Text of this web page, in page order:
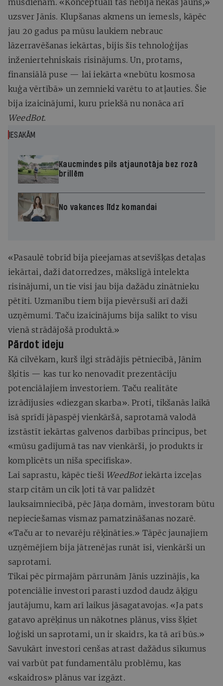
uzsver Jānis. Klupšanas akmens un iemesls, kāpēc
jau 20 gadus pa mūsu laukiem nebrauc
lāzerravēšanas iekārtas, bijis šīs tehnoloģijas
inženiertehniskais risinājums. Un, protams,
finansiālā puse — lai iekārta «nebūtu kosmosa
kuģa vērtībā» un zemnieki varētu to atļauties. Šie
bija izaicinājumi, kuru priekšā nu nonāca arī
WeedBot.
IESAKĀM
Kaucmindes pils atjaunotāja bez rozā
brillēm
No vakances līdz komandai
«Pasaulē tobrīd bija pieejamas atsevišķas detaļas
iekārtai, daži datorredzes, mākslīgā intelekta
risinājumi, un tie visi jau bija dažādu zinātnieku
pētīti. Uzmanību tiem bija pievērsuši arī daži
uzņēmumi. Taču izaicinājums bija salikt to visu
vienā strādājošā produktā.»
Pārdot ideju
Kā cilvēkam, kurš ilgi strādājis pētniecībā, Jānim
šķitis — kas tur ko nenovadīt prezentāciju
potenciālajiem investoriem. Taču realitāte
izrādījusies «diezgan skarba». Proti, tikšanās laikā
īsā sprīdī jāpaspēj vienkāršā, saprotamā valodā
izstāstīt iekārtas galvenos darbības principus, bet
«mūsu gadījumā tas nav vienkārši, jo produkts ir
komplicēts un niša specifiska».
Lai saprastu, kāpēc tieši WeedBotiekārta izceļas
starp citām un cik ļoti tā var palīdzēt
lauksaimniecībā, pēc Jāņa domām, investoram būtu
nepieciešamas vismaz pamatzināšanas nozarē.
«Taču ar to nevarēju rēķināties.» Tāpēc jaunajiem
uzņēmējiem bija jātrenējas runāt īsi, vienkārši un
saprotami.
Tikai pēc pirmajām pārrunām Jānis uzzinājis, ka
potenciālie investori parasti uzdod daudz āķīgu
jautājumu, kam arī laikus jāsagatavojas. «Ja pats
gatavo aprēķinus un nākotnes plānus, viss šķiet
loģiski un saprotami, un ir skaidrs, ka tā arī būs.»
Savukārt investori cenšas atrast dažādus sīkumus
vai varbūt pat fundamentālu problēmu, kas
«skaidros» plānus var izgāzt.